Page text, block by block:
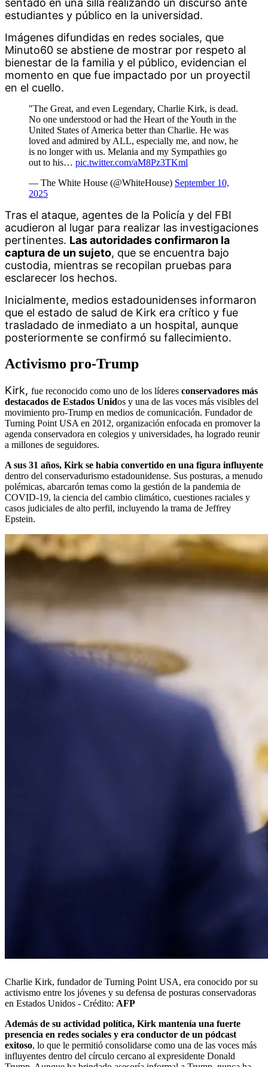
sentado en una silla realizando un discurso ante
estudiantes y público en la universidad.
Imágenes difundidas en redes sociales, que
Minuto60 se abstiene de mostrar por respeto al
bienestar de la familia y el público, evidencian el
momento en que fue impactado por un proyectil
en el cuello.
"The Great, and even Legendary, Charlie Kirk, is dead.
No one understood or had the Heart of the Youth in the
United States of America better than Charlie. He was
loved and admired by ALL, especially me, and now, he
is no longer with us. Melania and my Sympathies go
out to his… pic.twitter.com/aM8Pz3TKml
— The White House (@WhiteHouse) September 10,
2025
Tras el ataque, agentes de la Policía y del FBI
acudieron al lugar para realizar las investigaciones
pertinentes. Las autoridades confirmaron la
captura de un sujeto, que se encuentra bajo
custodia, mientras se recopilan pruebas para
esclarecer los hechos.
Inicialmente, medios estadounidenses informaron
que el estado de salud de Kirk era crítico y fue
trasladado de inmediato a un hospital, aunque
posteriormente se confirmó su fallecimiento.
Activismo pro-Trump
Kirk, fue reconocido como uno de los líderes conservadores más
destacados de Estados Unidos y una de las voces más visibles del
movimiento pro-Trump en medios de comunicación. Fundador de
Turning Point USA en 2012, organización enfocada en promover la
agenda conservadora en colegios y universidades, ha logrado reunir
a millones de seguidores.
A sus 31 años, Kirk se había convertido en una figura influyente
dentro del conservadurismo estadounidense. Sus posturas, a menudo
polémicas, abarcarón temas como la gestión de la pandemia de
COVID-19, la ciencia del cambio climático, cuestiones raciales y
casos judiciales de alto perfil, incluyendo la trama de Jeffrey
Epstein.
Charlie Kirk, fundador de Turning Point USA, era conocido por su
activismo entre los jóvenes y su defensa de posturas conservadoras
en Estados Unidos - Crédito: AFP
Además de su actividad política, Kirk mantenía una fuerte
presencia en redes sociales y era conductor de un pódcast
exitoso, lo que le permitió consolidarse como una de las voces más
influyentes dentro del círculo cercano al expresidente Donald